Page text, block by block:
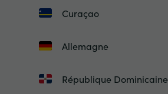
Curaçao
Allemagne
République Dominicaine